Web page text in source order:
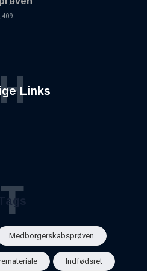
Links
H
Tags
T
Medborgerskabsprøven
Indfødsret